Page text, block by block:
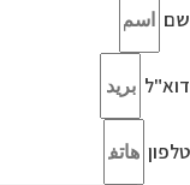
שם
דוא"ל
טלפון